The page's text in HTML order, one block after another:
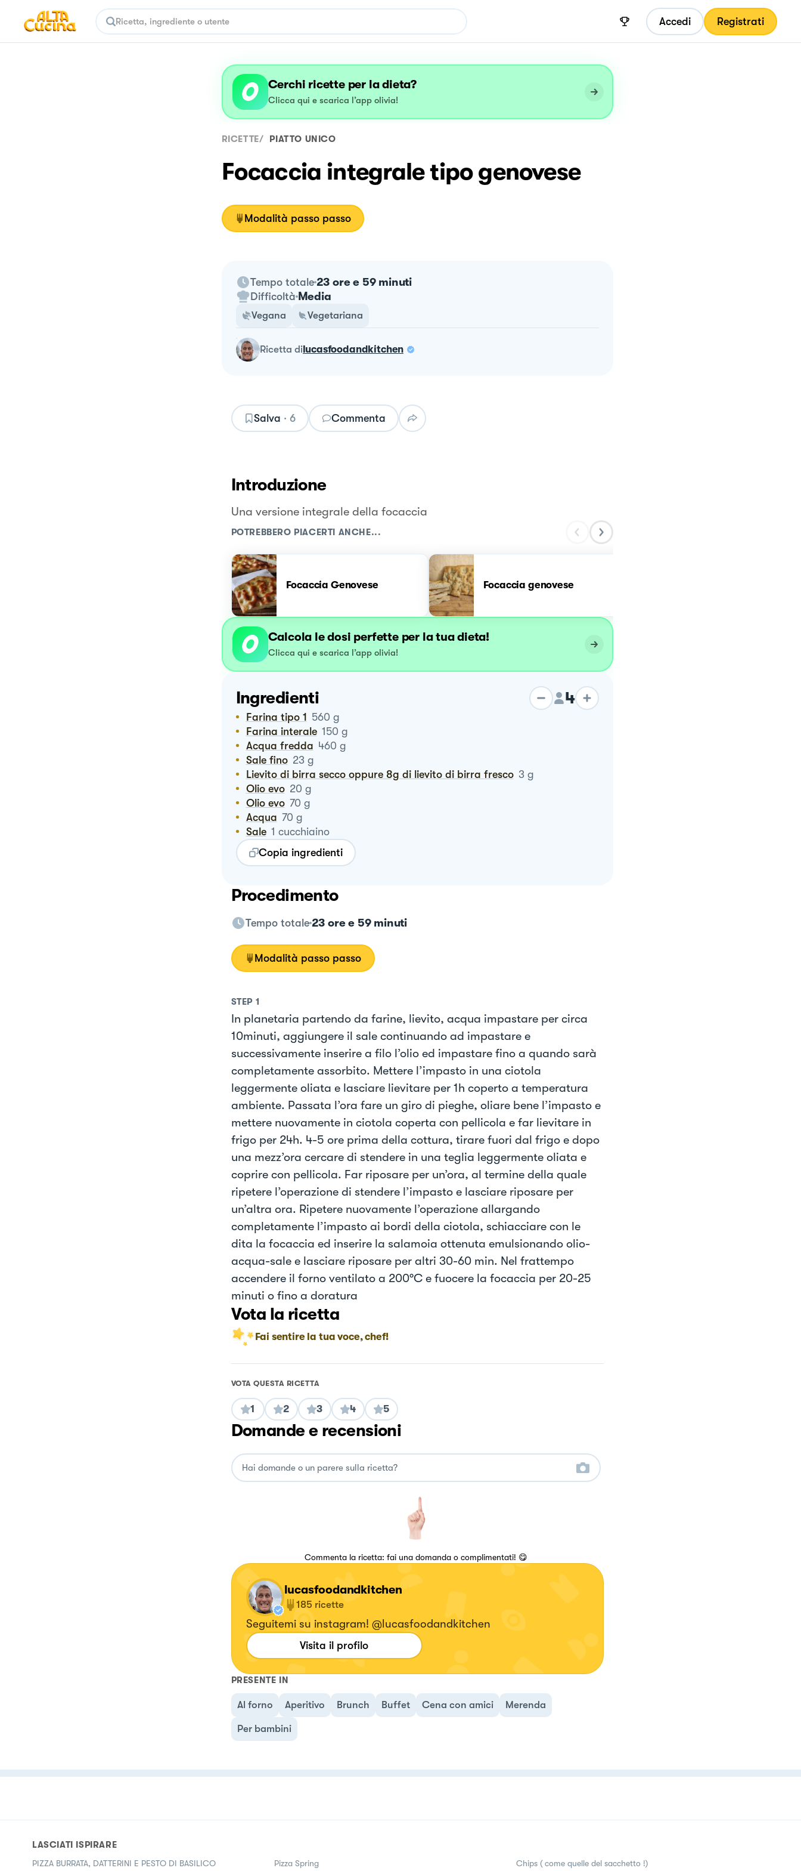
Accedi Registrati
Cerchi ricette per la dieta?
Clicca qui e scarica l’app olivia!
RICETTE/ PIATTO UNICO
Focaccia integrale tipo genovese
Modalità passo passo
Tempo totale 23 ore e 59 minuti
Difficoltà Media
Vegana Vegetariana
ricetta dilucasfoodandkitchen
Salva · 6 Commenta
Introduzione
Una versione integrale della focaccia
POTREBBERO PIACERTI ANCHE...
Focaccia Genovese Focaccia genovese
Calcola le dosi perfette per la tua dieta!
Clicca qui e scarica l’app olivia!
Ingredienti 4
Farina tipo 1 560 g
Farina interale 150 g
Acqua fredda 460 g
Sale fino 23 g
Lievito di birra secco oppure 8g di lievito di birra fresco 3 g
Olio evo 20 g
Olio evo 70 g
Acqua 70 g
Sale 1 cucchiaino
Copia ingredienti
Procedimento
Tempo totale 23 ore e 59 minuti
Modalità passo passo
STEP 1
In planetaria partendo da farine, lievito, acqua impastare per circa
10minuti, aggiungere il sale continuando ad impastare e
successivamente inserire a filo l’olio ed impastare fino a quando sarà
completamente assorbito. Mettere l’impasto in una ciotola
leggermente oliata e lasciare lievitare per 1h coperto a temperatura
ambiente. Passata l’ora fare un giro di pieghe, oliare bene l’impasto e
mettere nuovamente in ciotola coperta con pellicola e far lievitare in
frigo per 24h. 4-5 ore prima della cottura, tirare fuori dal frigo e dopo
una mezz’ora cercare di stendere in una teglia leggermente oliata e
coprire con pellicola. Far riposare per un’ora, al termine della quale
ripetere l’operazione di stendere l’impasto e lasciare riposare per
un’altra ora. Ripetere nuovamente l’operazione allargando
completamente l’impasto ai bordi della ciotola, schiacciare con le
dita la focaccia ed inserire la salamoia ottenuta emulsionando olio-
acqua-sale e lasciare riposare per altri 30-60 min. Nel frattempo
accendere il forno ventilato a 200°C e fuocere la focaccia per 20-25
minuti o fino a doratura
Vota la ricetta
Fai sentire la tua voce, chef!
VOTA QUESTA RICETTA
1 2 3 4 5
Domande e recensioni
Commenta la ricetta: fai una domanda o complimentati! 😋
lucasfoodandkitchen
185 ricette
Seguitemi su instagram! @lucasfoodandkitchen
Visita il profilo
PRESENTE IN
Al forno Aperitivo Brunch Buffet Cena con amici Merenda
Per bambini
LASCIATI ISPIRARE
PIZZA BURRATA, DATTERINI E PESTO DI BASILICO
Pizza Spring
Chips ( come quelle del sacchetto !)